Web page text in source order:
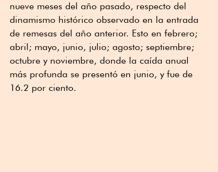
nueve meses del año pasado, respecto del
dinamismo histórico observado en la entrada
de remesas del año anterior. Esto en febrero;
abril; mayo, junio, julio; agosto; septiembre;
octubre y noviembre, donde la caída anual
más profunda se presentó en junio, y fue de
16.2 por ciento.